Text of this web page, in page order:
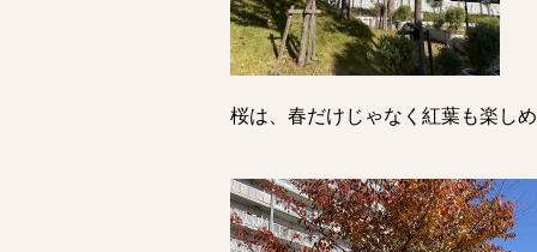
桜は、春だけじゃなく紅葉も楽し